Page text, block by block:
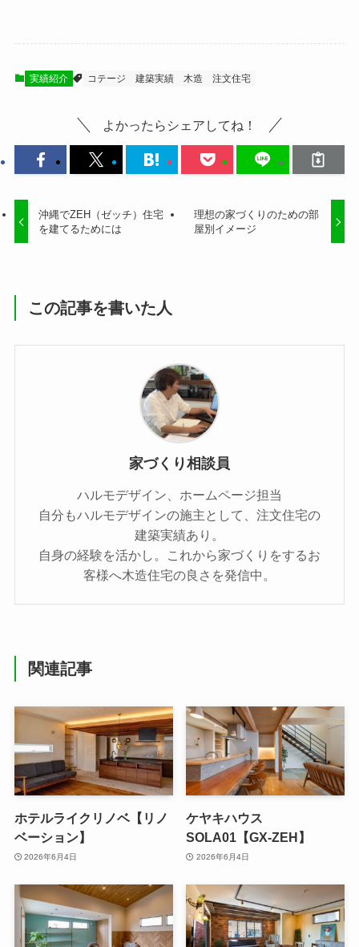
実績紹介 コテージ 建築実績 木造 注文住宅
よかったらシェアしてね！
沖縄でZEH（ゼッチ）住宅
を建てるためには
理想の家づくりのための部
屋別イメージ
この記事を書いた人
家づくり相談員
ハルモデザイン、ホームページ担当
自分もハルモデザインの施主として、注文住宅の
建築実績あり。
自身の経験を活かし。これから家づくりをするお
客様へ木造住宅の良さを発信中。
関連記事
ホテルライクリノベ【リノ
ベーション】
2026年6月4日
ケヤキハウス
SOLA01【GX-ZEH】
2026年6月4日